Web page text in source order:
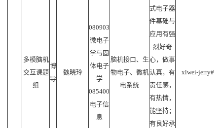
多模脑机
交互课题
组
博
导
魏晓玲
080903
微电子
学与固
体电子
学
085400
电子信
息
脑机接口、生
物电子、微机
电系统
式电子器
件基础与
应用有强
烈好奇
心，做事
认真，有
责任感，
有热情，
能坚持；
有良好承
xlwei-